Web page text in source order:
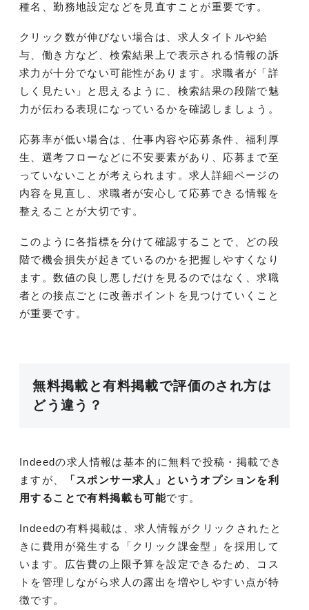
種名、勤務地設定などを見直すことが重要です。
クリック数が伸びない場合は、求人タイトルや給
与、働き方など、検索結果上で表示される情報の訴
求力が十分でない可能性があります。求職者が「詳
しく見たい」と思えるように、検索結果の段階で魅
力が伝わる表現になっているかを確認しましょう。
応募率が低い場合は、仕事内容や応募条件、福利厚
生、選考フローなどに不安要素があり、応募まで至
っていないことが考えられます。求人詳細ページの
内容を見直し、求職者が安心して応募できる情報を
整えることが大切です。
このように各指標を分けて確認することで、どの段
階で機会損失が起きているのかを把握しやすくなり
ます。数値の良し悪しだけを見るのではなく、求職
者との接点ごとに改善ポイントを見つけていくこと
が重要です。
無料掲載と有料掲載で評価のされ方は
どう違う？
Indeedの求人情報は基本的に無料で投稿・掲載でき
ますが、
「スポンサー求人」というオプションを利
用することで有料掲載も可能です。
Indeedの有料掲載は、求人情報がクリックされたと
きに費用が発生する「クリック課金型」を採用して
います。広告費の上限予算を設定できるため、コス
トを管理しながら求人の露出を増やしやすい点が特
徴です。